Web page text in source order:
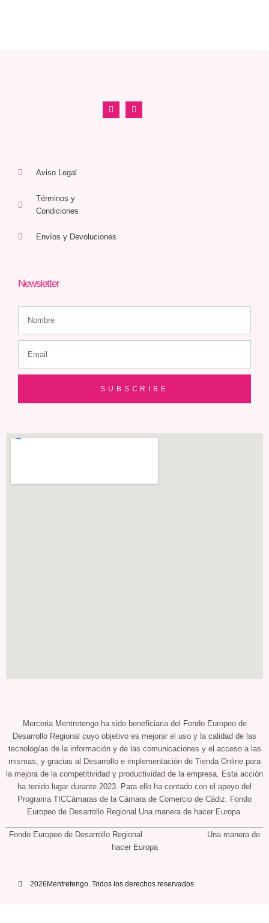
Aviso Legal
Términos y
Condiciones
Envíos y Devoluciones
Newsletter
SUBSCRIBE
Merceria Mentretengo ha sido beneficiaria del Fondo Europeo de
Desarrollo Regional cuyo objetivo es mejorar el uso y la calidad de las
tecnologías de la información y de las comunicaciones y el acceso a las
mismas, y gracias al Desarrollo e implementación de Tienda Online para
la mejora de la competitividad y productividad de la empresa. Esta acción
ha tenido lugar durante 2023. Para ello ha contado con el apoyo del
Programa TICCámaras de la Cámara de Comercio de Cádiz. Fondo
Europeo de Desarrollo Regional Una manera de hacer Europa.
Fondo Europeo de Desarrollo Regional Una manera de
hacer Europa
2026Mentretengo. Todos los derechos reservados